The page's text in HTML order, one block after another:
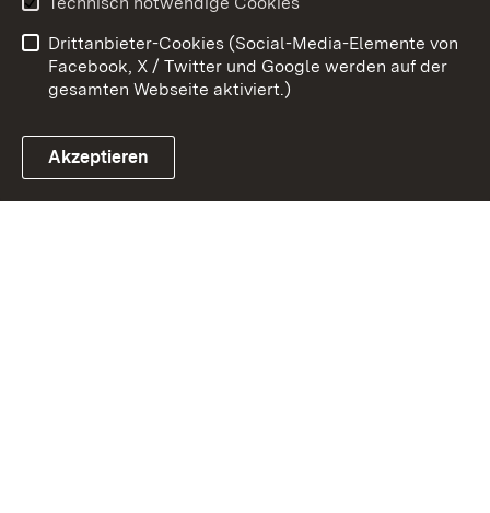
Link zum Landesportal
Barrierefreiheit
Impressum Cookies
Drittanbieter-Cookies (Social-Media-Elemente von
Facebook, X / Twitter und Google werden auf der
gesamten Webseite aktiviert.)
Akzeptieren